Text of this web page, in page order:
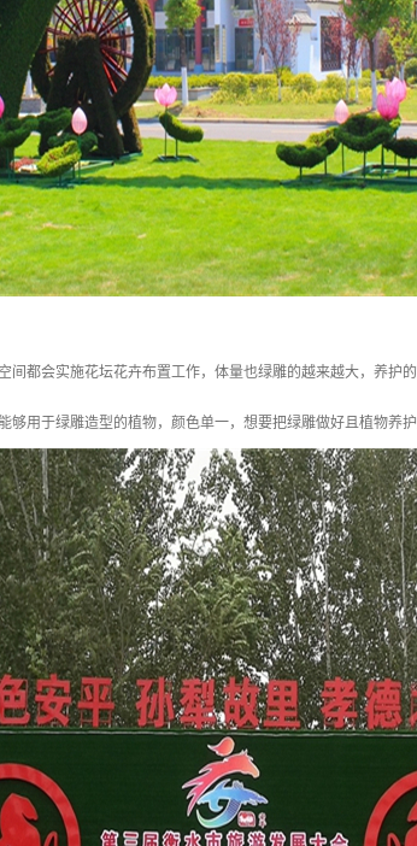
间都会实施花坛花卉布置工作，体量也绿雕的越来越大，养护
用于绿雕造型的植物，颜色单一，想要把绿雕做好且植物养护